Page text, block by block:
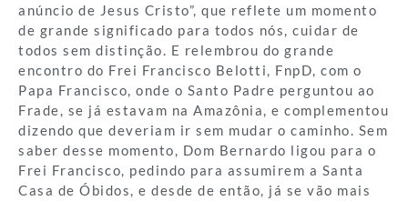
anúncio de Jesus Cristo”, que reflete um momento
de grande significado para todos nós, cuidar de
todos sem distinção. E relembrou do grande
encontro do Frei Francisco Belotti, FnpD, com o
Papa Francisco, onde o Santo Padre perguntou ao
Frade, se já estavam na Amazônia, e complementou
dizendo que deveriam ir sem mudar o caminho. Sem
saber desse momento, Dom Bernardo ligou para o
Frei Francisco, pedindo para assumirem a Santa
Casa de Óbidos, e desde de então, já se vão mais